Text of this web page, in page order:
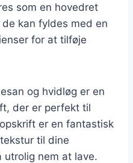
som en hovedret
kan fyldes med en
for at tilføje
og hvidløg er en
der er perfekt til
er en fantastisk
til dine
utrolig nem at lave.